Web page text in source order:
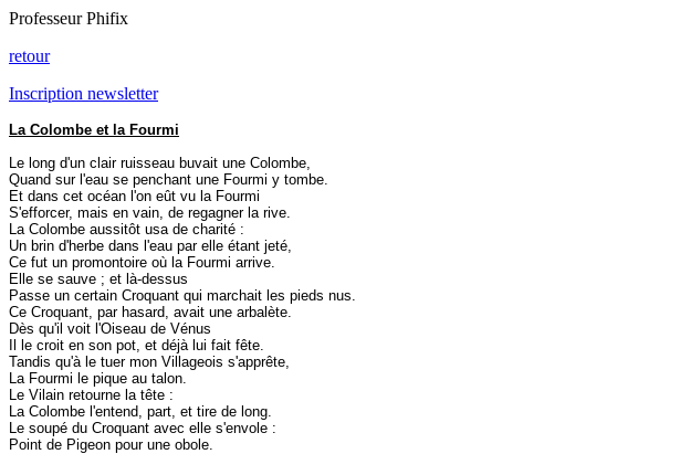
Professeur Phifix
retour
Inscription newsletter
La Colombe et la Fourmi
Le long d'un clair ruisseau buvait une Colombe,
Quand sur l'eau se penchant une Fourmi y tombe.
Et dans cet océan l'on eût vu la Fourmi
S'efforcer, mais en vain, de regagner la rive.
La Colombe aussitôt usa de charité :
Un brin d'herbe dans l'eau par elle étant jeté,
Ce fut un promontoire où la Fourmi arrive.
Elle se sauve ; et là-dessus
Passe un certain Croquant qui marchait les pieds nus.
Ce Croquant, par hasard, avait une arbalète.
Dès qu'il voit l'Oiseau de Vénus
Il le croit en son pot, et déjà lui fait fête.
Tandis qu'à le tuer mon Villageois s'apprête,
La Fourmi le pique au talon.
Le Vilain retourne la tête :
La Colombe l'entend, part, et tire de long.
Le soupé du Croquant avec elle s'envole :
Point de Pigeon pour une obole.